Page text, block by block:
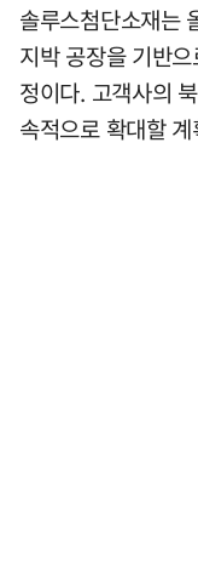
솔루스첨단소재는
지박 공장을 기반
정이다. 고객사의
속적으로 확대할